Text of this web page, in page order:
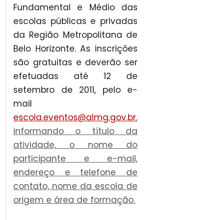
Fundamental e Médio das
escolas públicas e privadas
da Região Metropolitana de
Belo Horizonte. As inscrições
são gratuitas e deverão ser
efetuadas até 12 de
setembro de 2011, pelo e-
mail
escola.eventos@almg.gov.br,
informando o título da
atividade, o nome do
participante e e-mail,
endereço e telefone de
contato, nome da escola de
origem e área de formação.